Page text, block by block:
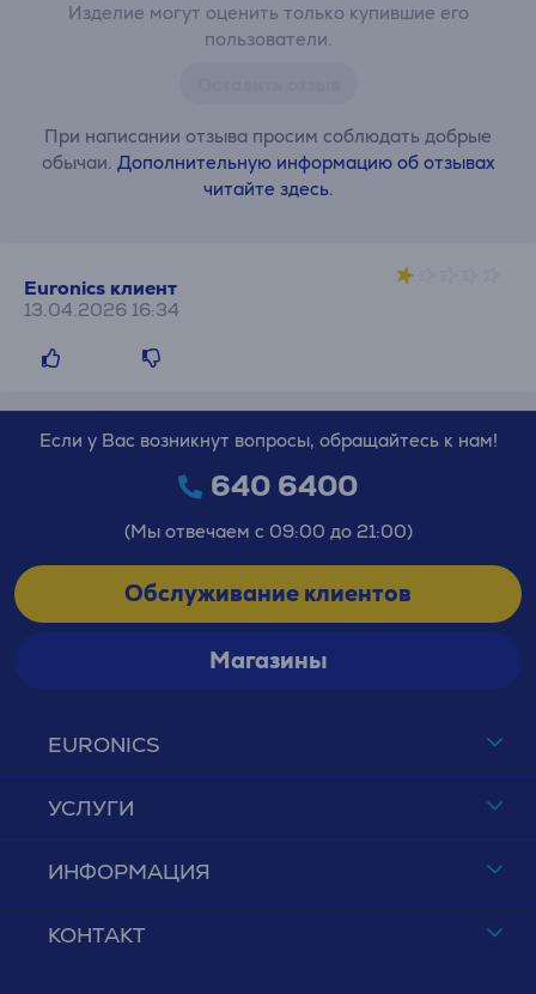
Изделие могут оценить только купившие его
пользователи.
При написании отзыва просим соблюдать добрые
обычаи. Дополнительную информацию об отзывах
читайте здесь.
Euronics клиент
13.04.2026 16:34
EURONICS
УСЛУГИ
ИНФОРМАЦИЯ
КОНТАКТ
Если у Вас возникнут вопросы, обращайтесь к нам!
640 6400
(Мы отвечаем с 09:00 до 21:00)
Обслуживание клиентов
Магазины